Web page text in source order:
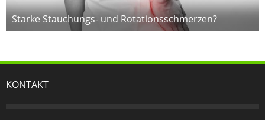
Starke Stauchungs- und Rotationsschmerzen?
KONTAKT